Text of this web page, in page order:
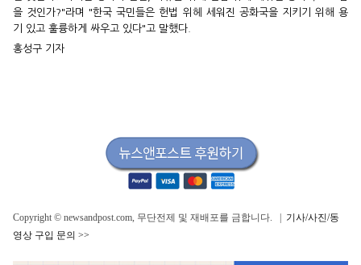
을 것인가?"라며 "한국 국민들은 헌법 위헤 세워진 공화국을 지키기 위해 용
기 있고 훌륭하게 싸우고 있다"고 말했다.
홍성구 기자
Copyright © newsandpost.com, 무단전제 및 재배포를 금합니다. | 기사/사진/동
영상 구입 문의 >>